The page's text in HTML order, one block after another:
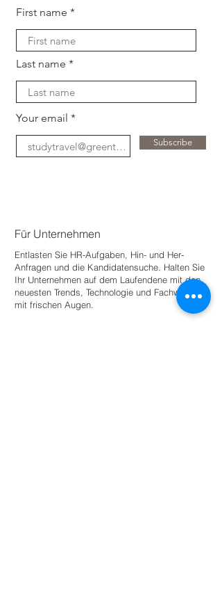
First name
Last name
Your email
Subscribe
Für Unternehmen
Entlasten Sie HR-Aufgaben, Hin- und Her-
Anfragen und die Kandidatensuche. Halten Sie
Ihr Unternehmen auf dem Laufendene mit den
neuesten Trends, Technologie und Fachwissen
mit frischen Augen.